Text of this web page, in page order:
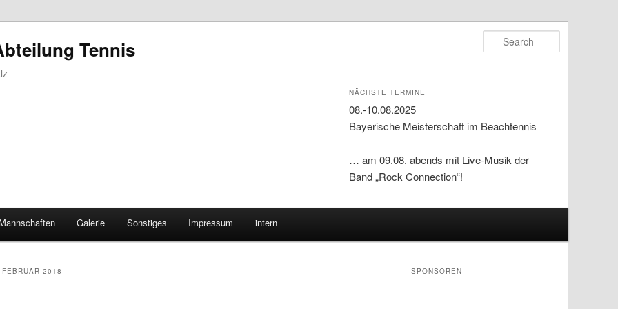
Tennis
NÄCHSTE TERMINE
08.-10.08.2025
Bayerische Meisterschaft im Beachtennis
… am 09.08. abends mit Live-Musik der
Band „Rock Connection“!
Mannschaften Galerie Sonstiges Impressum intern
FEBRUAR 2018 SPONSOREN